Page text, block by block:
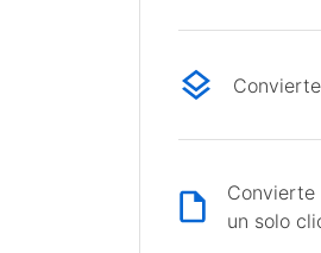
Convierte
un solo